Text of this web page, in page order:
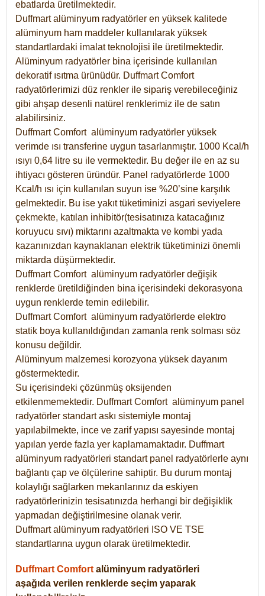
ebatlarda üretilmektedir.
Duffmart alüminyum radyatörler en yüksek kalitede
alüminyum ham maddeler kullanılarak yüksek
standartlardaki imalat teknolojisi ile üretilmektedir.
Alüminyum radyatörler bina içerisinde kullanılan
dekoratif ısıtma ürünüdür. Duffmart Comfort
radyatörlerimizi düz renkler ile sipariş verebileceğiniz
gibi ahşap desenli natürel renklerimiz ile de satın
alabilirsiniz.
Duffmart Comfort alüminyum radyatörler yüksek
verimde ısı transferine uygun tasarlanmıştır. 1000 Kcal/h
ısıyı 0,64 litre su ile vermektedir. Bu değer ile en az su
ihtiyacı gösteren üründür. Panel radyatörlerde 1000
Kcal/h ısı için kullanılan suyun ise %20’sine karşılık
gelmektedir. Bu ise yakıt tüketiminizi asgari seviyelere
çekmekte, katılan inhibitör(tesisatınıza katacağınız
koruyucu sıvı) miktarını azaltmakta ve kombi yada
kazanınızdan kaynaklanan elektrik tüketiminizi önemli
miktarda düşürmektedir.
Duffmart Comfort alüminyum radyatörler değişik
renklerde üretildiğinden bina içerisindeki dekorasyona
uygun renklerde temin edilebilir.
DuffmartComfort alüminyum radyatörlerde elektro
statik boya kullanıldığından zamanla renk solması söz
konusu değildir.
Alüminyum malzemesi korozyona yüksek dayanım
göstermektedir.
Su içerisindeki çözünmüş oksijenden
etkilenmemektedir. DuffmartComfort alüminyum panel
radyatörler standart askı sistemiyle montaj
yapılabilmekte, ince ve zarif yapısı sayesinde montaj
yapılan yerde fazla yer kaplamamaktadır. Duffmart
alüminyum radyatörleri standart panel radyatörlerle aynı
bağlantı çap ve ölçülerine sahiptir. Bu durum montaj
kolaylığı sağlarken mekanlarınız da eskiyen
radyatörlerinizin tesisatınızda herhangi bir değişiklik
yapmadan değiştirilmesine olanak verir.
Duffmart alüminyum radyatörleri ISO VE TSE
standartlarına uygun olarak üretilmektedir.
Duffmart Comfort alüminyum radyatörleri
aşağıda verilen renklerde seçim yaparak